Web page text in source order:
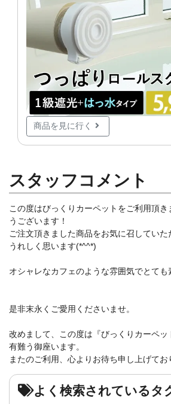
商品を見に行く
スタッフコメント
この度はびっくりカーペットをご利用頂き
うございます！
ご注文頂きました商品をお気に召してい
うれしく思います(*^^*)
オシャレなカフェのような雰囲気でとても
是非末永くご愛用くださいませ。
改めまして、この度は『びっくりカーペッ
有難う御座います。
またのご利用、心よりお待ち申し上げて
よく検索されているタ